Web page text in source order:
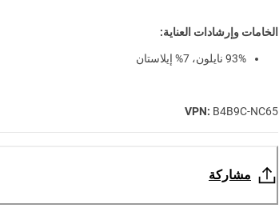
الخامات وإرشادات العناية:
93% نايلون، 7% إيلاستان
VPN: B4B9C-NC65
مشاركة